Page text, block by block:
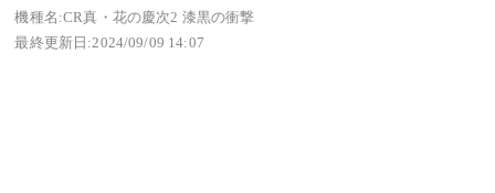
機種名:CR真・花の慶次2 漆黒の衝撃
最終更新日:2024/09/09 14:07